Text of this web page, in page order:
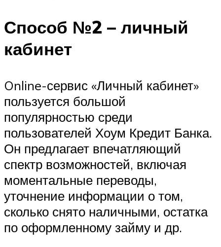
Способ №2 – личный
кабинет
Online-сервис «Личный кабинет»
пользуется большой
популярностью среди
пользователей Хоум Кредит Банка.
Он предлагает впечатляющий
спектр возможностей, включая
моментальные переводы,
уточнение информации о том,
сколько снято наличными, остатка
по оформленному займу и др.